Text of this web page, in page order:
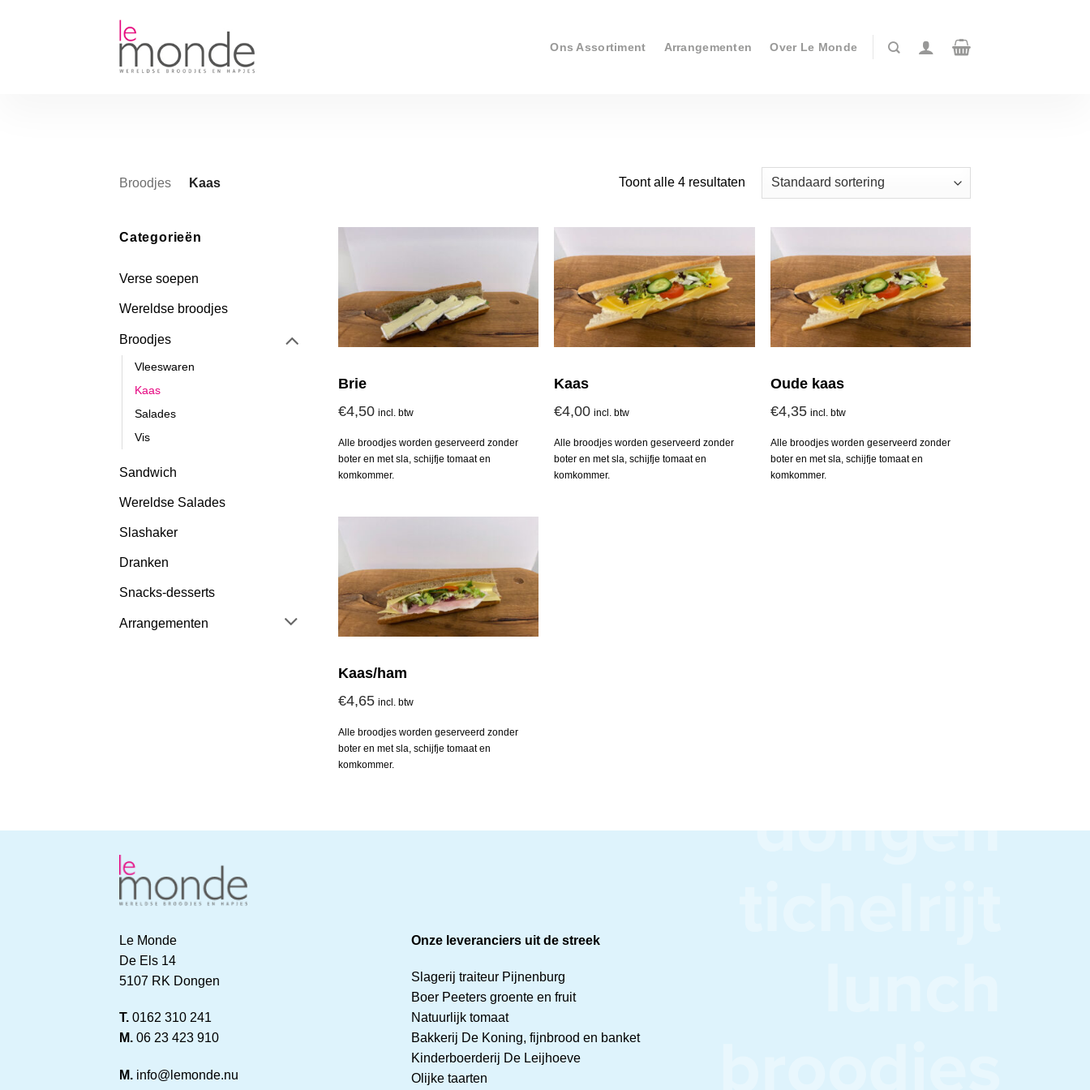
Ons Assortiment Arrangementen Over Le Monde
Broodjes Kaas Toont alle 4 resultaten
Categorieën
Verse soepen
Wereldse broodjes
Broodjes
Vleeswaren
Kaas
Salades
Vis
Sandwich
Wereldse Salades
Slashaker
Dranken
Snacks-desserts
Arrangementen
Brie
€4,50 incl. btw
Alle broodjes worden geserveerd zonder
boter en met sla, schijfje tomaat en
komkommer.
Kaas
€4,00 incl. btw
Alle broodjes worden geserveerd zonder
boter en met sla, schijfje tomaat en
komkommer.
Oude kaas
€4,35 incl. btw
Alle broodjes worden geserveerd zonder
boter en met sla, schijfje tomaat en
komkommer.
Kaas/ham
€4,65 incl. btw
Alle broodjes worden geserveerd zonder
boter en met sla, schijfje tomaat en
komkommer.
Le Monde
De Els 14
5107 RK Dongen
T. 0162 310 241
M. 06 23 423 910
M. info@lemonde.nu
Onze leveranciers uit de streek
Slagerij traiteur Pijnenburg
Boer Peeters groente en fruit
Natuurlijk tomaat
Bakkerij De Koning, fijnbrood en banket
Kinderboerderij De Leijhoeve
Olijke taarten